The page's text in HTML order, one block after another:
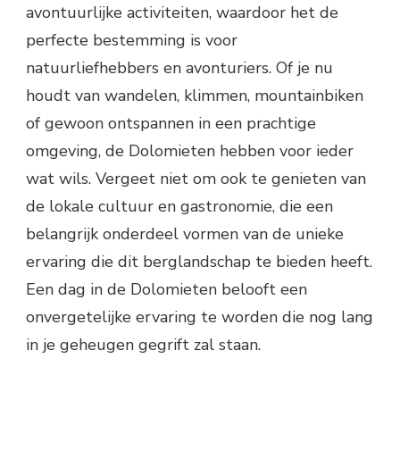
avontuurlijke activiteiten, waardoor het de
perfecte bestemming is voor
natuurliefhebbers en avonturiers. Of je nu
houdt van wandelen, klimmen, mountainbiken
of gewoon ontspannen in een prachtige
omgeving, de Dolomieten hebben voor ieder
wat wils. Vergeet niet om ook te genieten van
de lokale cultuur en gastronomie, die een
belangrijk onderdeel vormen van de unieke
ervaring die dit berglandschap te bieden heeft.
Een dag in de Dolomieten belooft een
onvergetelijke ervaring te worden die nog lang
in je geheugen gegrift zal staan.